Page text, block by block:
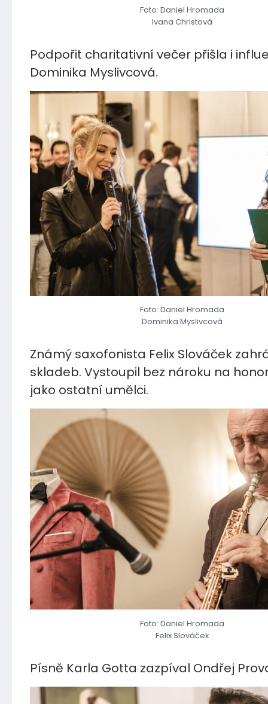
Foto: Daniel Hromada
Ivana Christová
Podpořit charitativní večer přišla i
Dominika Myslivcová.
Foto: Daniel Hromada
Dominika Myslivcová
Známý saxofonista Felix Slováček
skladeb. Vystoupil bez nároku na
jako ostatní umělci.
Foto: Daniel Hromada
Felix Slováček
Písně Karla Gotta zazpíval Ondřej